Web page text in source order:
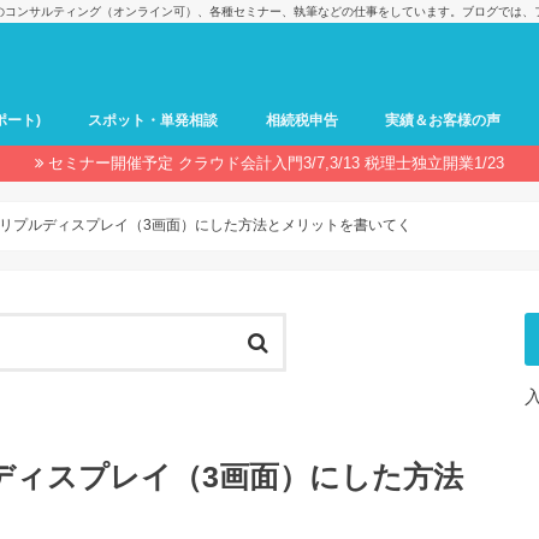
ンサルティング（オンライン可）、各種セミナー、執筆などの仕事をしています。ブログでは
ート) スポット・単発相談 相続税申告 実績＆お客様の声
セミナー開催予定 クラウド会計入門3/7,3/13 税理士独立開業1/23
プルディスプレイ（3画面）にした方法とメリットを書いてく
スプレイ（3画面）にした方法